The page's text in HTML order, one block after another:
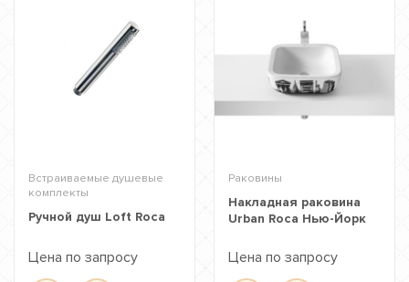
Встраиваемые душевые
комплекты
Ручной душ Loft Roca
Цена по запросу
Раковины
Накладная раковина
Urban Roca Нью-Йорк
Цена по запросу